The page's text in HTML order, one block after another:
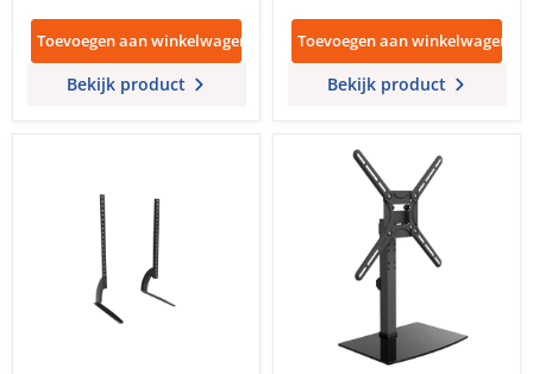
prijs
Toevoegen aan winkelwagen
Bekijk product
prijs
Toevoegen aan winkelwagen
Bekijk product